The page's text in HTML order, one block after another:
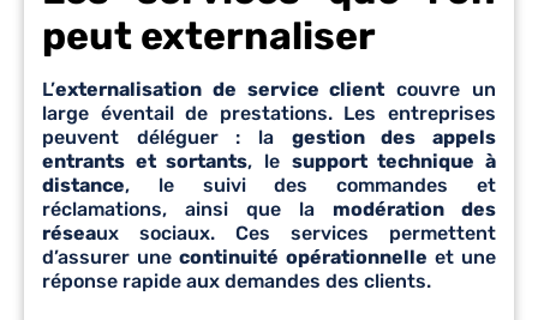
peut externaliser
L’externalisation de service client couvre un
large éventail de prestations. Les entreprises
peuvent déléguer : la gestion des appels
entrants et sortants, le support technique à
distance, le suivi des commandes et
réclamations, ainsi que la modération des
réseaux sociaux. Ces services permettent
d’assurer unecontinuité opérationnelle et une
réponse rapide aux demandes des clients.